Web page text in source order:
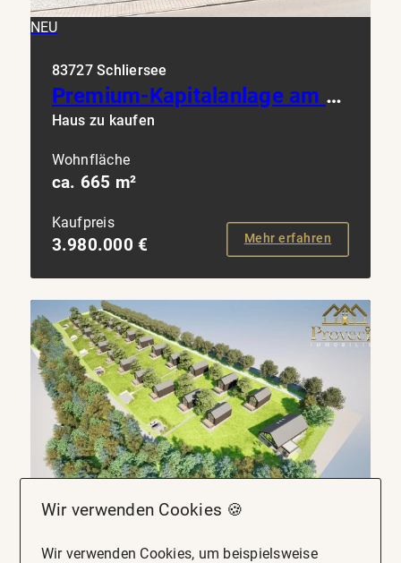
NEU
83727 Schliersee
Premium-Kapitalanlage am Schliersee: Frisch saniertes Juwel mit Seeblick & Top-Rendite
Haus zu kaufen
Wohnfläche
ca. 665 m²
Kaufpreis
3.980.000 € Mehr erfahren
NEU
Wir verwenden Cookies 🍪
Wir verwenden Cookies, um beispielsweise